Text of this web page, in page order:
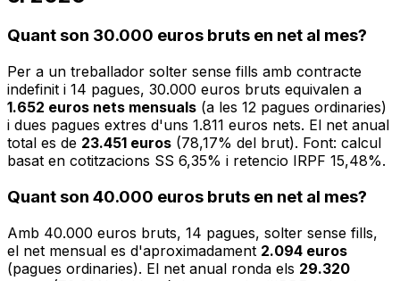
Quant son 30.000 euros bruts en net al mes?
Per a un treballador solter sense fills amb contracte
indefinit i 14 pagues, 30.000 euros bruts equivalen a
1.652 euros nets mensuals (a les 12 pagues ordinaries)
i dues pagues extres d'uns 1.811 euros nets. El net anual
total es de 23.451 euros (78,17% del brut). Font: calcul
basat en cotitzacions SS 6,35% i retencio IRPF 15,48%.
Quant son 40.000 euros bruts en net al mes?
Amb 40.000 euros bruts, 14 pagues, solter sense fills,
el net mensual es d'aproximadament 2.094 euros
(pagues ordinaries). El net anual ronda els 29.320